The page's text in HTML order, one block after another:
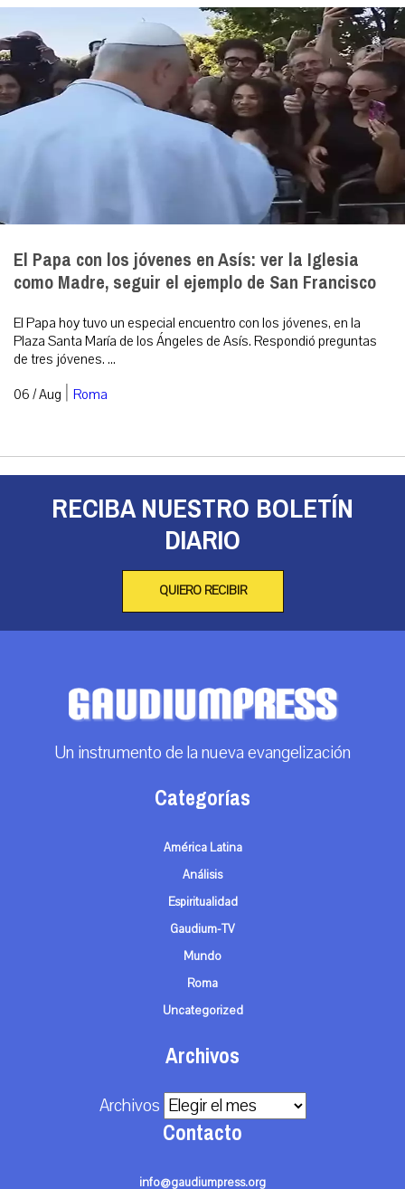
El Papa con los jóvenes en Asís: ver la Iglesia
como Madre, seguir el ejemplo de San Francisco
El Papa hoy tuvo un especial encuentro con los jóvenes, en la
Plaza Santa María de los Ángeles de Asís. Respondió preguntas
de tres jóvenes. ...
06 / Aug | Roma
RECIBA NUESTRO BOLETÍN
DIARIO
QUIERO RECIBIR
Un instrumento de la nueva evangelización
Categorías
América Latina
Análisis
Espiritualidad
Gaudium-TV
Mundo
Roma
Uncategorized
Archivos
Archivos
Contacto
info@gaudiumpress.org